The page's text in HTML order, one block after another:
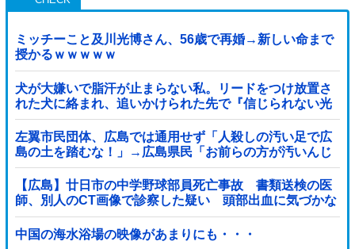
ミッチーこと及川光博さん、56歳で再婚→新しい命まで
授かるｗｗｗｗｗ
犬が大嫌いで脂汗が止まらない私。リードをつけ放置さ
れた犬に絡まれ、追いかけられた先で『信じられない光
景』を目撃→必死で救急車を呼ぶも犬と取り残され
て・・・
左翼市民団体、広島では通用せず「人殺しの汚い足で広
島の土を踏むな！」→広島県民「お前らの方が汚いんじ
ゃ！」「ワシらが広島県民じゃ」
【広島】廿日市の中学野球部員死亡事故 書類送検の医
師、別人のCT画像で診察した疑い 頭部出血に気づかな
かった可能性
中国の海水浴場の映像があまりにも・・・